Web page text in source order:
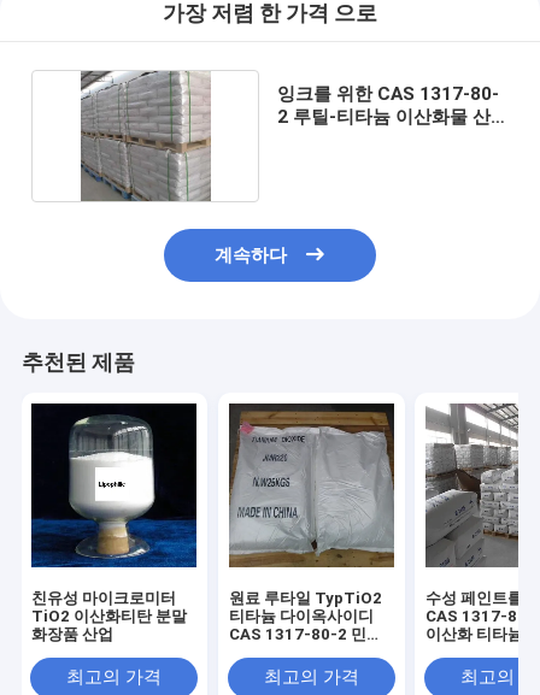
가장 저렴 한 가격 으로
잉크를 위한 CAS 1317-80-
2 루틸-티타늄 이산화물 산
계속하다
추천된 제품
친유성 마이크로미터
TiO2 이산화티탄 분말
화장품 산업
최고의 가격
원료 루타일 TypTiO2
티타늄 다이옥사이디
CAS 1317-80-2 민
최고의 가격
수성 페인트를
CAS 1317-80-
이산화 티타늄
최고의